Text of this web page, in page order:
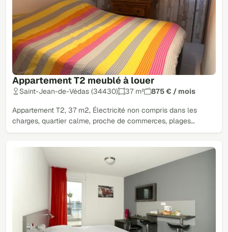
Appartement T2 meublé à louer
Saint-Jean-de-Védas (34430) 37 m² 875 € / mois
Appartement T2, 37 m2, Électricité non compris dans les
charges, quartier calme, proche de commerces, plages…